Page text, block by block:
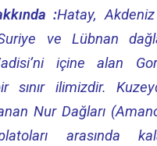
:Hatay,
ve Lübnan
içine alan Gor
sınır ilimizdir.
Nur Dağları
arasında